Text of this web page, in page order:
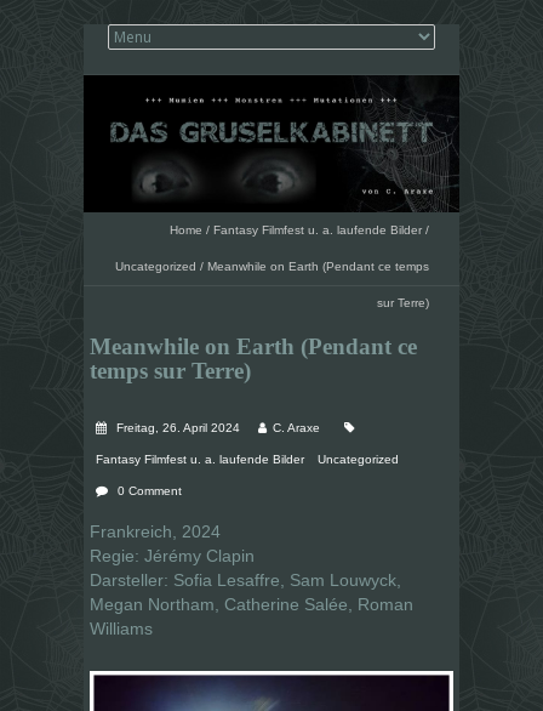
Home / Fantasy Filmfest u. a. laufende Bilder /
Uncategorized / Meanwhile on Earth (Pendant ce temps
sur Terre)
Meanwhile on Earth (Pendant ce
temps sur Terre)
Freitag, 26. April 2024 C. Araxe
Fantasy Filmfest u. a. laufende Bilder Uncategorized
0 Comment
Frankreich, 2024
Regie: Jérémy Clapin
Darsteller: Sofia Lesaffre, Sam Louwyck,
Megan Northam, Catherine Salée, Roman
Williams